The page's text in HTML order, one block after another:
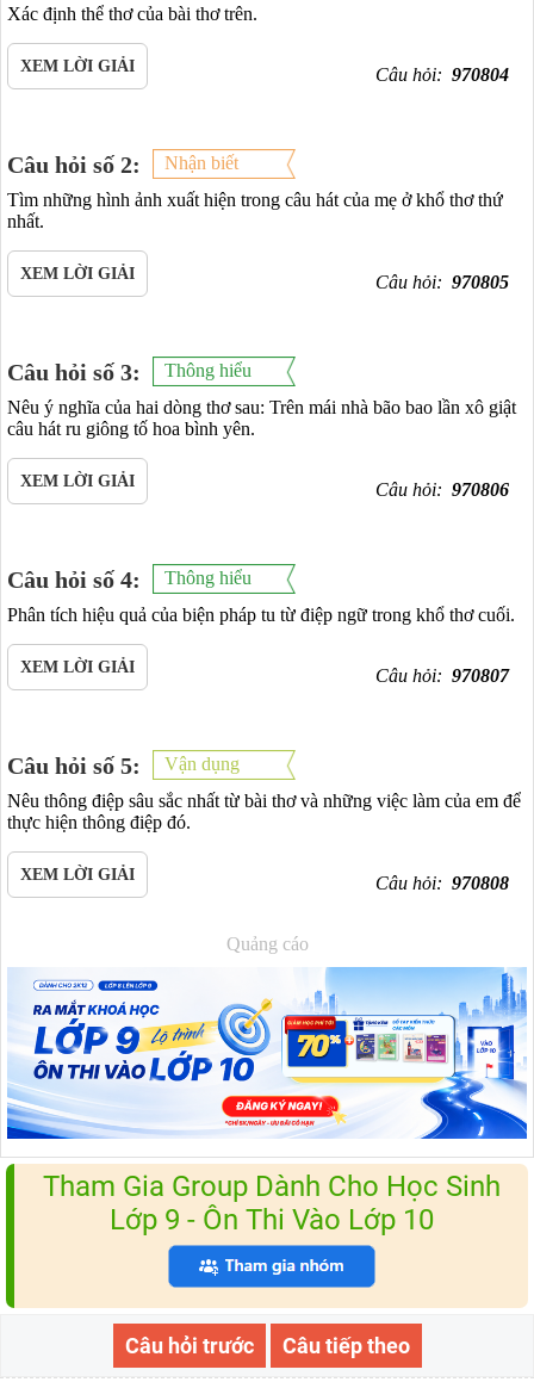
Xác định thể thơ của bài thơ trên.
XEM LỜI GIẢI Câu hỏi: 970804
Câu hỏi số 2:
Nhận biết
Tìm những hình ảnh xuất hiện trong câu hát của mẹ ở khổ thơ thứ
nhất.
XEM LỜI GIẢI Câu hỏi: 970805
Câu hỏi số 3:
Thông hiểu
Nêu ý nghĩa của hai dòng thơ sau: Trên mái nhà bão bao lần xô giật
câu hát ru giông tố hoa bình yên.
XEM LỜI GIẢI Câu hỏi: 970806
Câu hỏi số 4:
Thông hiểu
Phân tích hiệu quả của biện pháp tu từ điệp ngữ trong khổ thơ cuối.
XEM LỜI GIẢI Câu hỏi: 970807
Câu hỏi số 5:
Vận dụng
Nêu thông điệp sâu sắc nhất từ bài thơ và những việc làm của em để
thực hiện thông điệp đó.
XEM LỜI GIẢI Câu hỏi: 970808
Quảng cáo
Tham Gia Group Dành Cho Học Sinh
Lớp 9 - Ôn Thi Vào Lớp 10
Câu hỏi trước Câu tiếp theo